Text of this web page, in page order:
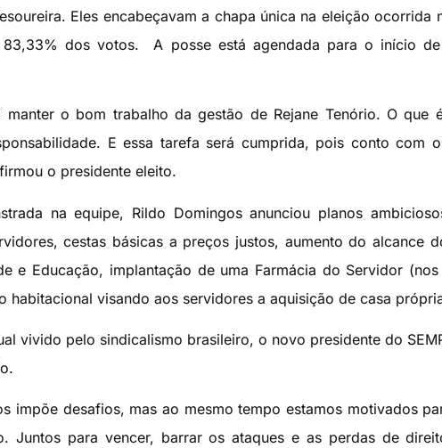
Eles encabeçavam a chapa única na eleição ocorrida
dos votos. A posse está agendada para o início
manter o bom trabalho da gestão de Rejane Tenório. O que
E essa tarefa será cumprida, pois conto com
o presidente eleito.
na equipe, Rildo Domingos anunciou planos
cestas básicas a preços justos, aumento do alcance
e Educação, implantação de uma Farmácia do Servidor
habitacional visando aos servidores a aquisição de casa
vivido pelo sindicalismo brasileiro, o novo presidente do
impõe desafios, mas ao mesmo tempo estamos motivados
Juntos para vencer, barrar os ataques e as perdas de